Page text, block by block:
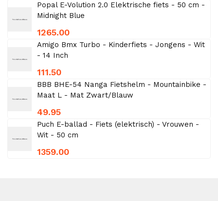
Popal E-Volution 2.0 Elektrische fiets - 50 cm -
Midnight Blue
1265.00
Amigo Bmx Turbo - Kinderfiets - Jongens - Wit
- 14 Inch
111.50
BBB BHE-54 Nanga Fietshelm - Mountainbike -
Maat L - Mat Zwart/Blauw
49.95
Puch E-ballad - Fiets (elektrisch) - Vrouwen -
Wit - 50 cm
1359.00